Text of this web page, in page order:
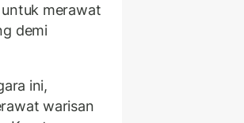
untuk merawat
demi
ini,
warisan